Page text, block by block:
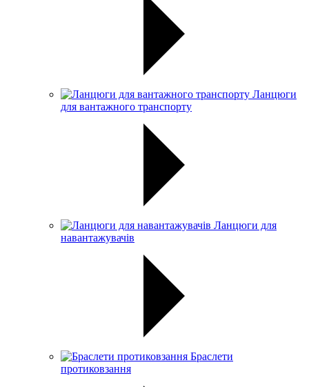
Ланцюги
для вантажного транспорту
Ланцюги для
навантажувачів
Браслети
протиковзання